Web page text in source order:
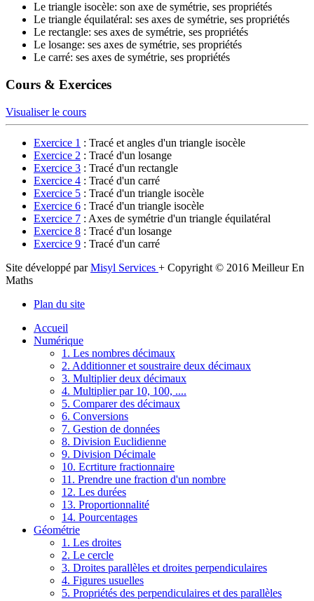
Le triangle isocèle: son axe de symétrie, ses propriétés
Le triangle équilatéral: ses axes de symétrie, ses propriétés
Le rectangle: ses axes de symétrie, ses propriétés
Le losange: ses axes de symétrie, ses propriétés
Le carré: ses axes de symétrie, ses propriétés
Cours & Exercices
Visualiser le cours
Exercice 1 : Tracé et angles d'un triangle isocèle
Exercice 2 : Tracé d'un losange
Exercice 3 : Tracé d'un rectangle
Exercice 4 : Tracé d'un carré
Exercice 5 : Tracé d'un triangle isocèle
Exercice 6 : Tracé d'un triangle isocèle
Exercice 7 : Axes de symétrie d'un triangle équilatéral
Exercice 8 : Tracé d'un losange
Exercice 9 : Tracé d'un carré
Site développé parMisyl Services + Copyright © 2016 Meilleur En
Maths
Plan du site
Accueil
Numérique
1. Les nombres décimaux
2. Additionner et soustraire deux décimaux
3. Multiplier deux décimaux
4. Multiplier par 10, 100, ....
5. Comparer des décimaux
6. Conversions
7. Gestion de données
8. Division Euclidienne
9. Division Décimale
10. Ecrtiture fractionnaire
11. Prendre une fraction d'un nombre
12. Les durées
13. Proportionnalité
14. Pourcentages
Géométrie
1. Les droites
2. Le cercle
3. Droites parallèles et droites perpendiculaires
4. Figures usuelles
5. Propriétés des perpendiculaires et des parallèles